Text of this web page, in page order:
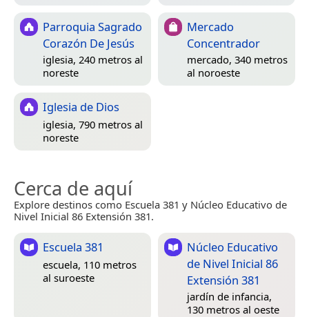
Parroquia Sagrado
Corazón De Jesús
iglesia, 240 metros al
noreste
Mercado
Concentrador
mercado, 340 metros
al noroeste
Iglesia de Dios
iglesia, 790 metros al
noreste
Cerca de aquí
Explore destinos como Escuela 381 y Núcleo Educativo de
Nivel Inicial 86 Extensión 381.
Escuela 381
escuela, 110 metros
al suroeste
Núcleo Educativo
de Nivel Inicial 86
Extensión 381
jardín de infancia,
130 metros al oeste